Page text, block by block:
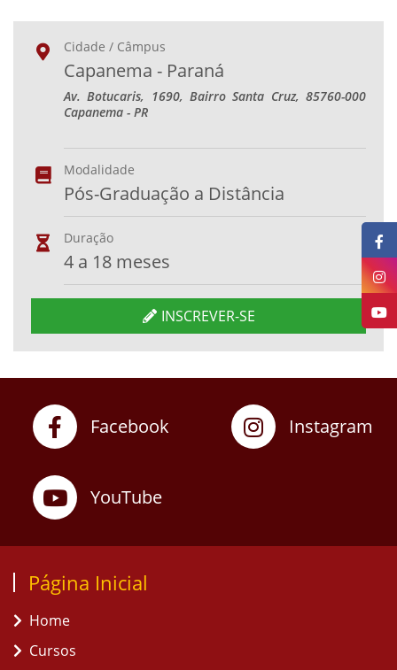
Cidade / Câmpus
Capanema - Paraná
Av. Botucaris, 1690, Bairro Santa Cruz, 85760-000
Capanema - PR
Modalidade
Pós-Graduação a Distância
Duração
4 a 18 meses
INSCREVER-SE
Facebook Instagram
YouTube
Página Inicial
Home
Cursos